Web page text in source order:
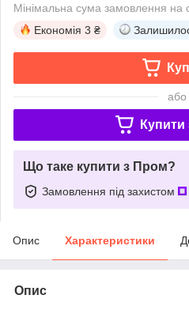
Мінімальна сума замовлення на
Економія 3 ₴
або
Купити
Що таке купити з Пром?
Замовлення під захистом
Опис Характеристики
Опис